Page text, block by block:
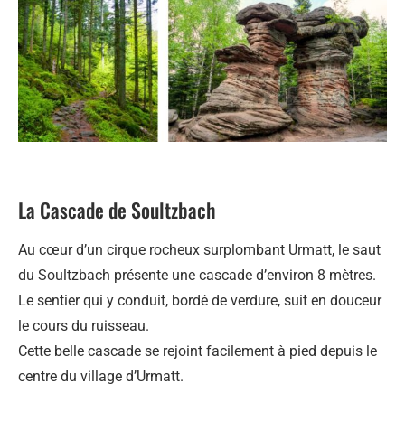
La Cascade de Soultzbach
Au cœur d’un cirque rocheux surplombant Urmatt, le saut
du Soultzbach présente une cascade d’environ 8 mètres.
Le sentier qui y conduit, bordé de verdure, suit en douceur
le cours du ruisseau.
Cette belle cascade se rejoint facilement à pied depuis le
centre du village d’Urmatt.